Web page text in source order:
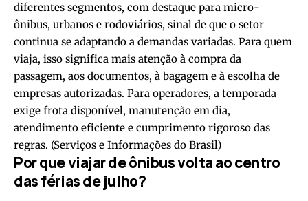
diferentes segmentos, com destaque para micro-
ônibus, urbanos e rodoviários, sinal de que o setor
continua se adaptando a demandas variadas. Para quem
viaja, isso significa mais atenção à compra da
passagem, aos documentos, à bagagem e à escolha de
empresas autorizadas. Para operadores, a temporada
exige frota disponível, manutenção em dia,
atendimento eficiente e cumprimento rigoroso das
regras. (Serviços e Informações do Brasil)
Por que viajar de ônibus volta ao centro
das férias de julho?